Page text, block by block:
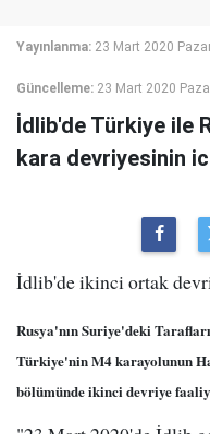
Yayınlanma: 23 Mart 2020
Güncelleme: 23 Mart 2020
İdlib'de Türkiye ile
kara devriyesinin
İdlib'de ikinci ortak
Rusya'nın Suriye'deki
Türkiye'nin M4 karayolunun
bölümünde ikinci devriye